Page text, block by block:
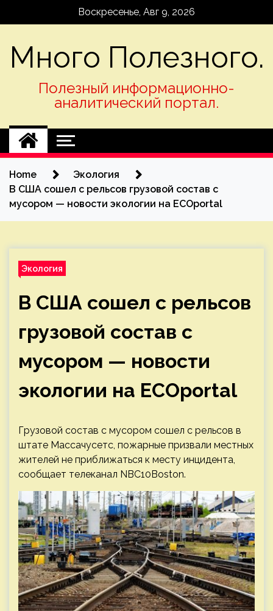
Воскресенье, Авг 9, 2026
Много Полезного.
Полезный информационно-
аналитический портал.
Home
Экология
В США сошел с рельсов грузовой состав с
мусором — новости экологии на ECOportal
Экология
В США сошел с рельсов
грузовой состав с
мусором — новости
экологии на ECOportal
Грузовой состав с мусором сошел с рельсов в
штате Массачусетс, пожарные призвали местных
жителей не приближаться к месту инцидента,
сообщает телеканал NBC10Boston.